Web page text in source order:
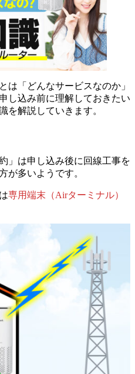
は「どんなサービスなのか」
し込み前に理解しておきたい
を解説していきます。
」は申し込み後に回線工事を
が多いようです。
専用端末（Airターミナル）